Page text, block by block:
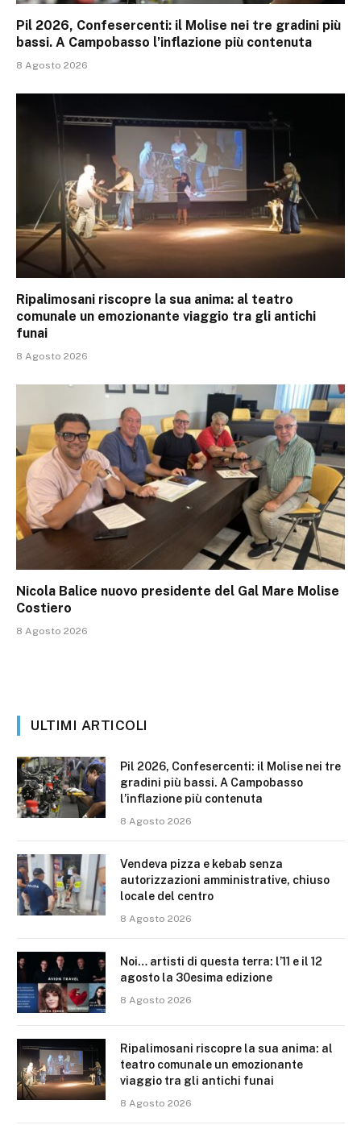
Pil 2026, Confesercenti: il Molise nei tre gradini più
bassi. A Campobasso l’inflazione più contenuta
8 Agosto 2026
Ripalimosani riscopre la sua anima: al teatro
comunale un emozionante viaggio tra gli antichi
funai
8 Agosto 2026
Nicola Balice nuovo presidente del Gal Mare Molise
Costiero
8 Agosto 2026
ULTIMI ARTICOLI
Pil 2026, Confesercenti: il Molise nei tre
gradini più bassi. A Campobasso
l’inflazione più contenuta
8 Agosto 2026
Vendeva pizza e kebab senza
autorizzazioni amministrative, chiuso
locale del centro
8 Agosto 2026
Noi… artisti di questa terra: l’11 e il 12
agosto la 30esima edizione
8 Agosto 2026
Ripalimosani riscopre la sua anima: al
teatro comunale un emozionante
viaggio tra gli antichi funai
8 Agosto 2026